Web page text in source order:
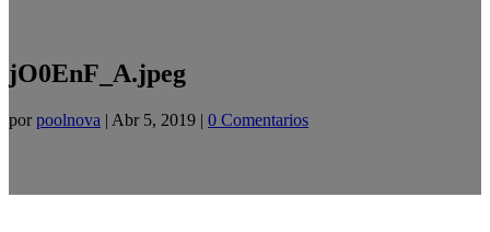
jO0EnF_A.jpeg
porpoolnova | Abr 5, 2019 | 0 Comentarios